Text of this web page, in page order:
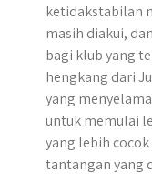
ketidakstabilan
masih diakui,
bagi klub yang
hengkang dari
yang
untuk memulai
yang lebih
tantangan yang